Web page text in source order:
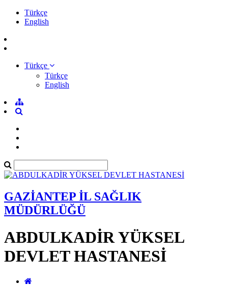
Türkçe
English
Türkçe
Türkçe
English
GAZİANTEP İL SAĞLIK
MÜDÜRLÜĞÜ
ABDULKADİR YÜKSEL
DEVLET HASTANESİ